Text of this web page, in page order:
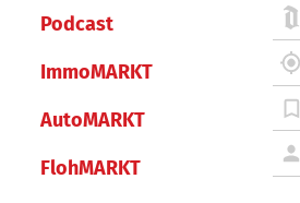
Podcast
ImmoMARKT
AutoMARKT
FlohMARKT